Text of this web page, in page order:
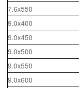
7.6x550
9.0x400
9.0x450
9.0x500
9.0x550
9.0x600